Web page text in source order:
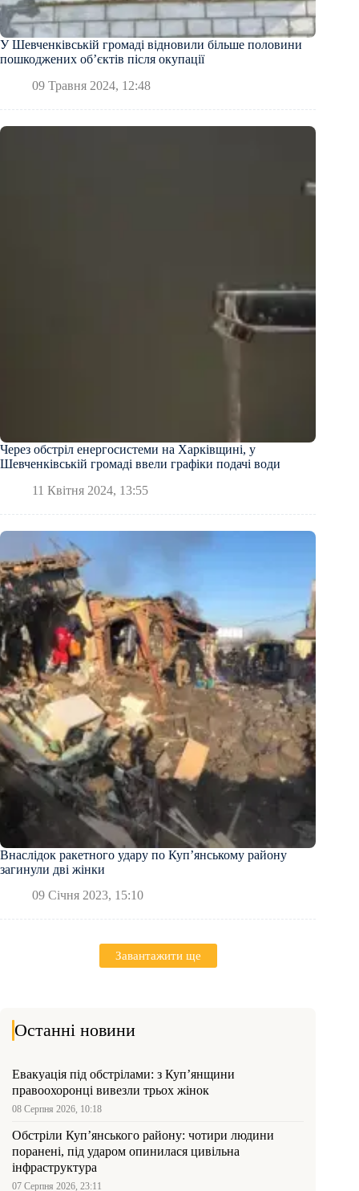
У Шевченківській громаді відновили більше половини
пошкоджених обʼєктів після окупації
09 Травня 2024, 12:48
Через обстріл енергосистеми на Харківщині, у
Шевченківській громаді ввели графіки подачі води
11 Квітня 2024, 13:55
Внаслідок ракетного удару по Куп’янському району
загинули дві жінки
09 Січня 2023, 15:10
Завантажити ще
Останні новини
Евакуація під обстрілами: з Куп’янщини
правоохоронці вивезли трьох жінок
08 Серпня 2026, 10:18
Обстріли Куп’янського району: чотири людини
поранені, під ударом опинилася цивільна
інфраструктура
07 Серпня 2026, 23:11